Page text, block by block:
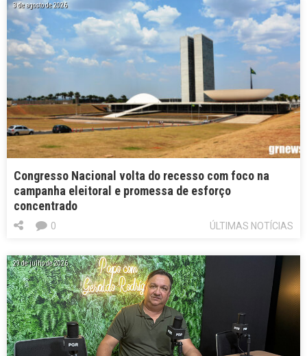
3 de agosto de 2026
Congresso Nacional volta do recesso com foco na
campanha eleitoral e promessa de esforço
concentrado
ÚLTIMAS NOTÍCIAS
0
29 de julho de 2026